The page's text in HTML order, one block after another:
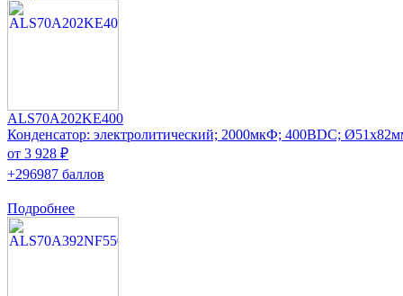
ALS70A202KE400
Конденсатор: электролитический; 2000мкФ; 400ВDC;
от 3 928 ₽
+296987 баллов
Подробнее